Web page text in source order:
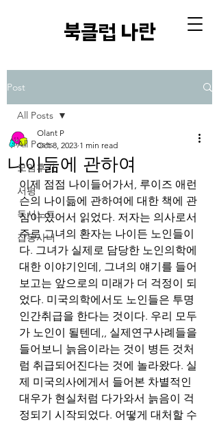
​북클럽 나란
Post
All Posts
모임후기
서평
독서노트
잡동사니
All Posts
나이듦에 관하여
Olant P
Oct 8, 2023 1 min read
이제 점점 나이들어가서, 루이즈 애런
슨의 나이듦에 관하여에 대한 책에 관
심이 있어서 읽었다. 저자는 의사로서
주로 그녀의 환자는 나이든 노인들이
다. 그녀가 실제로 담당한 노인의학에
대한 이야기인데, 그녀의 얘기를 들어
보고는 앞으로의 미래가 더 걱정이 되
었다. 미국의학에서도 노인들은 투명
인간취급을 한다는 것이다. 우리 모두
가 노인이 될텐데,, 실제연구사례들을
들어보니 늙음이라는 것이 병든 것처
럼 취급되어진다는 것에 놀라왔다. 실
제 미국의사에게서 들어본 차별적인
대우가 현실처럼 다가와서 늙음이 걱
정되기 시작되었다. 어떻게 대처할 수